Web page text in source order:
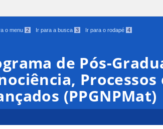
o menu 2 Ir para a busca 3 Ir para o rodapé 4
de Pós-
(PPGNPMat)